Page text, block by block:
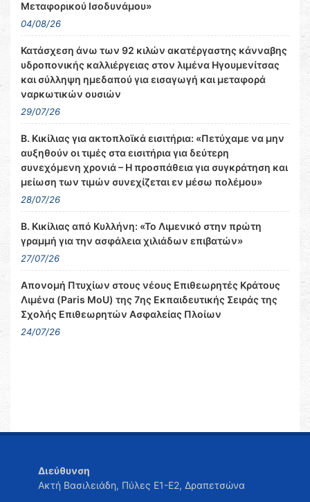
Μεταφορικού Ισοδυνάμου»
04/08/26
Κατάσχεση άνω των 92 κιλών ακατέργαστης κάνναβης
υδροπονικής καλλιέργειας στον λιμένα Ηγουμενίτσας
και σύλληψη ημεδαπού για εισαγωγή και μεταφορά
ναρκωτικών ουσιών
29/07/26
Β. Κικίλιας για ακτοπλοϊκά εισιτήρια: «Πετύχαμε να μην
αυξηθούν οι τιμές στα εισιτήρια για δεύτερη
συνεχόμενη χρονιά – Η προσπάθεια για συγκράτηση και
μείωση των τιμών συνεχίζεται εν μέσω πολέμου»
28/07/26
Β. Κικίλιας από Κυλλήνη: «Το Λιμενικό στην πρώτη
γραμμή για την ασφάλεια χιλιάδων επιβατών»
27/07/26
Απονομή Πτυχίων στους νέους Επιθεωρητές Κράτους
Λιμένα (Paris MoU) της 7ης Εκπαιδευτικής Σειράς της
Σχολής Επιθεωρητών Ασφαλείας Πλοίων
24/07/26
Διεύθυνση
Ακτή Βασιλειάδη, Πύλες Ε1-Ε2, Δραπετσώνα